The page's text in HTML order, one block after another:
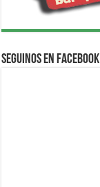
Seguinos en Facebook